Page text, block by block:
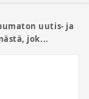
uutis- ja
jok...